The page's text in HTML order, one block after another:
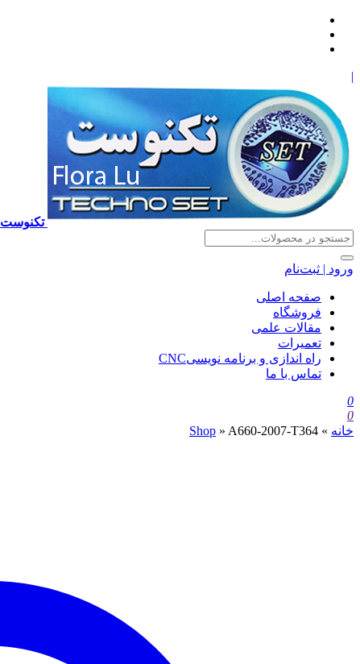
|
تکنوست TECHNOSET | فروش تعمیرات آموزش برنامه نویسی cnc زیمنس فانوک هایدن siemens ,fanuc, heidenhain ,hust, gsk
ورود | ثبت‌نام
صفحه اصلی
فروشگاه
مقالات علمی
تعمیرات
راه اندازی و برنامه نویسیCNC
تماس با ما
0
0
خانه »
Shop » A660-2007-T364